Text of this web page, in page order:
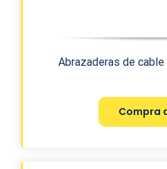
Abrazaderas de
Compra